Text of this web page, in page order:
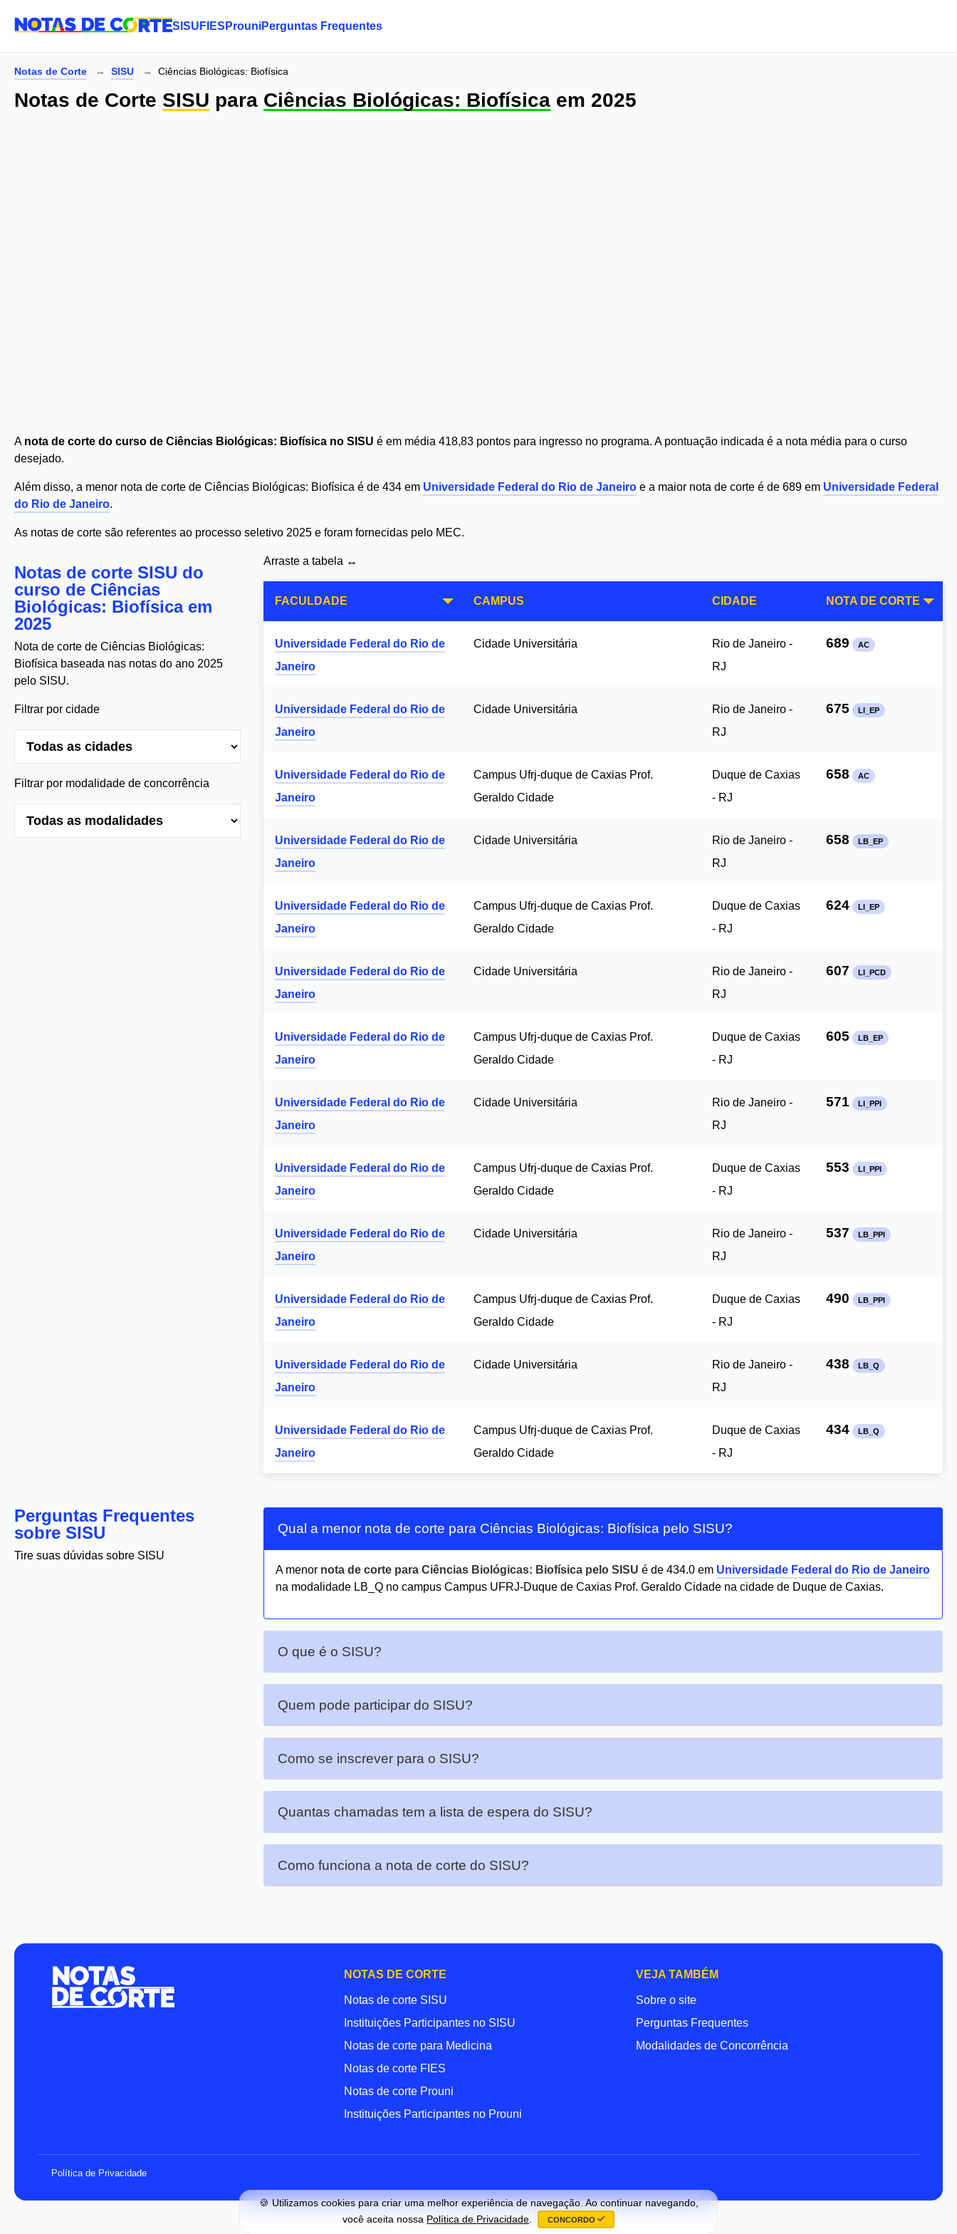
SISU FIES ProuniPerguntas Frequentes
Notas de Corte SISU Ciências Biológicas: Biofísica
Notas de Corte SISU para Ciências Biológicas: Biofísica em 2025
A nota de corte do curso de Ciências Biológicas: Biofísica no SISU é em média 418,83 pontos para ingresso no programa. A pontuação indicada é a nota média para o curso
desejado.
Além disso, a menor nota de corte de Ciências Biológicas: Biofísica é de 434 em Universidade Federal do Rio de Janeiro e a maior nota de corte é de 689 em Universidade Federal
do Rio de Janeiro.
As notas de corte são referentes ao processo seletivo 2025 e foram fornecidas pelo MEC.
Notas de corte SISU do
curso de Ciências
Biológicas: Biofísica em
2025
Nota de corte de Ciências Biológicas:
Biofísica baseada nas notas do ano 2025
pelo SISU.
Filtrar por cidade
Filtrar por modalidade de concorrência
Arraste a tabela ↔
FACULDADE CAMPUS CIDADE NOTA DE CORTE
Universidade Federal do Rio de
Janeiro
Cidade Universitária
Rio de Janeiro -
RJ
689 AC
Universidade Federal do Rio de
Janeiro
Cidade Universitária
Rio de Janeiro -
RJ
675 LI_EP
Universidade Federal do Rio de
Janeiro
Campus Ufrj-duque de Caxias Prof.
Geraldo Cidade
Duque de Caxias
- RJ
658 AC
Universidade Federal do Rio de
Janeiro
Cidade Universitária
Rio de Janeiro -
RJ
658 LB_EP
Universidade Federal do Rio de
Janeiro
Campus Ufrj-duque de Caxias Prof.
Geraldo Cidade
Duque de Caxias
- RJ
624 LI_EP
Universidade Federal do Rio de
Janeiro
Cidade Universitária
Rio de Janeiro -
RJ
607 LI_PCD
Universidade Federal do Rio de
Janeiro
Campus Ufrj-duque de Caxias Prof.
Geraldo Cidade
Duque de Caxias
- RJ
605 LB_EP
Universidade Federal do Rio de
Janeiro
Cidade Universitária
Rio de Janeiro -
RJ
571 LI_PPI
Universidade Federal do Rio de
Janeiro
Campus Ufrj-duque de Caxias Prof.
Geraldo Cidade
Duque de Caxias
- RJ
553 LI_PPI
Universidade Federal do Rio de
Janeiro
Cidade Universitária
Rio de Janeiro -
RJ
537 LB_PPI
Universidade Federal do Rio de
Janeiro
Campus Ufrj-duque de Caxias Prof.
Geraldo Cidade
Duque de Caxias
- RJ
490 LB_PPI
Universidade Federal do Rio de
Janeiro
Cidade Universitária
Rio de Janeiro -
RJ
438 LB_Q
Universidade Federal do Rio de
Janeiro
Campus Ufrj-duque de Caxias Prof.
Geraldo Cidade
Duque de Caxias
- RJ
434 LB_Q
Perguntas Frequentes
sobre SISU
Tire suas dúvidas sobre SISU
Qual a menor nota de corte para Ciências Biológicas: Biofísica pelo SISU?
A menor nota de corte para Ciências Biológicas: Biofísica pelo SISU é de 434.0 em Universidade Federal do Rio de Janeiro
na modalidade LB_Q no campus Campus UFRJ-Duque de Caxias Prof. Geraldo Cidade na cidade de Duque de Caxias.
O que é o SISU?
Quem pode participar do SISU?
Como se inscrever para o SISU?
Quantas chamadas tem a lista de espera do SISU?
Como funciona a nota de corte do SISU?
NOTAS DE CORTE
Notas de corte SISU
Instituições Participantes no SISU
Notas de corte para Medicina
Notas de corte FIES
Notas de corte Prouni
Instituições Participantes no Prouni
VEJA TAMBÉM
Sobre o site
Perguntas Frequentes
Modalidades de Concorrência
Política de Privacidade
🍪 Utilizamos cookies para criar uma melhor experiência de navegação. Ao continuar navegando,
você aceita nossa Política de Privacidade. CONCORDO